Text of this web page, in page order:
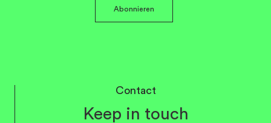
Abonnieren
Contact
Keep in touch